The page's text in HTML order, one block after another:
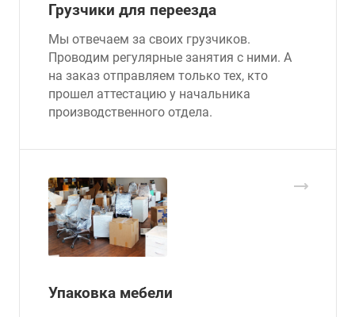
Грузчики для переезда
Мы отвечаем за своих грузчиков.
Проводим регулярные занятия с ними. А
на заказ отправляем только тех, кто
прошел аттестацию у начальника
производственного отдела.
Упаковка мебели